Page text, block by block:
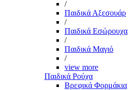
/
Παιδικά Αξεσουάρ
/
Παιδικά Εσώρουχα
/
Παιδικά Μαγιό
/
view more
Παιδικά Ρούχα
Βρεφικά Φορμάκια